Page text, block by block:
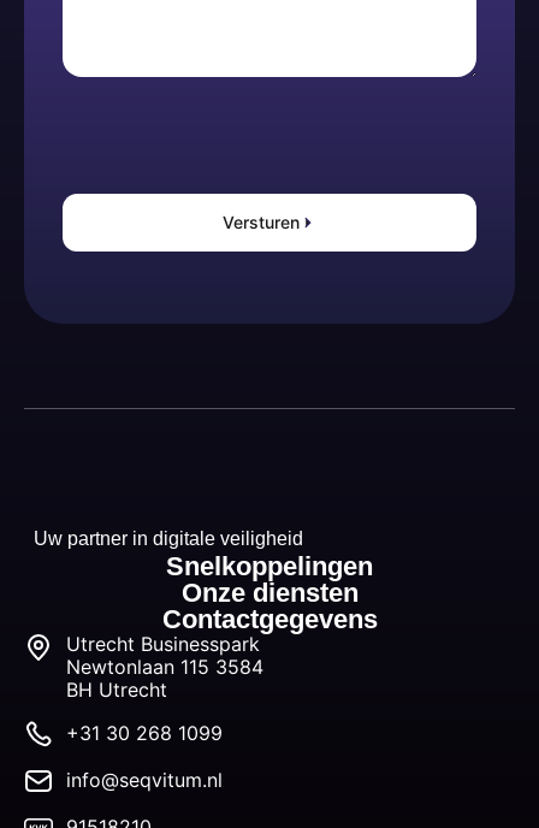
Versturen
Uw partner in digitale veiligheid
Snelkoppelingen
Onze diensten
Contactgegevens
Utrecht Businesspark
Newtonlaan 115 3584
BH Utrecht
+31 30 268 1099
info@seqvitum.nl